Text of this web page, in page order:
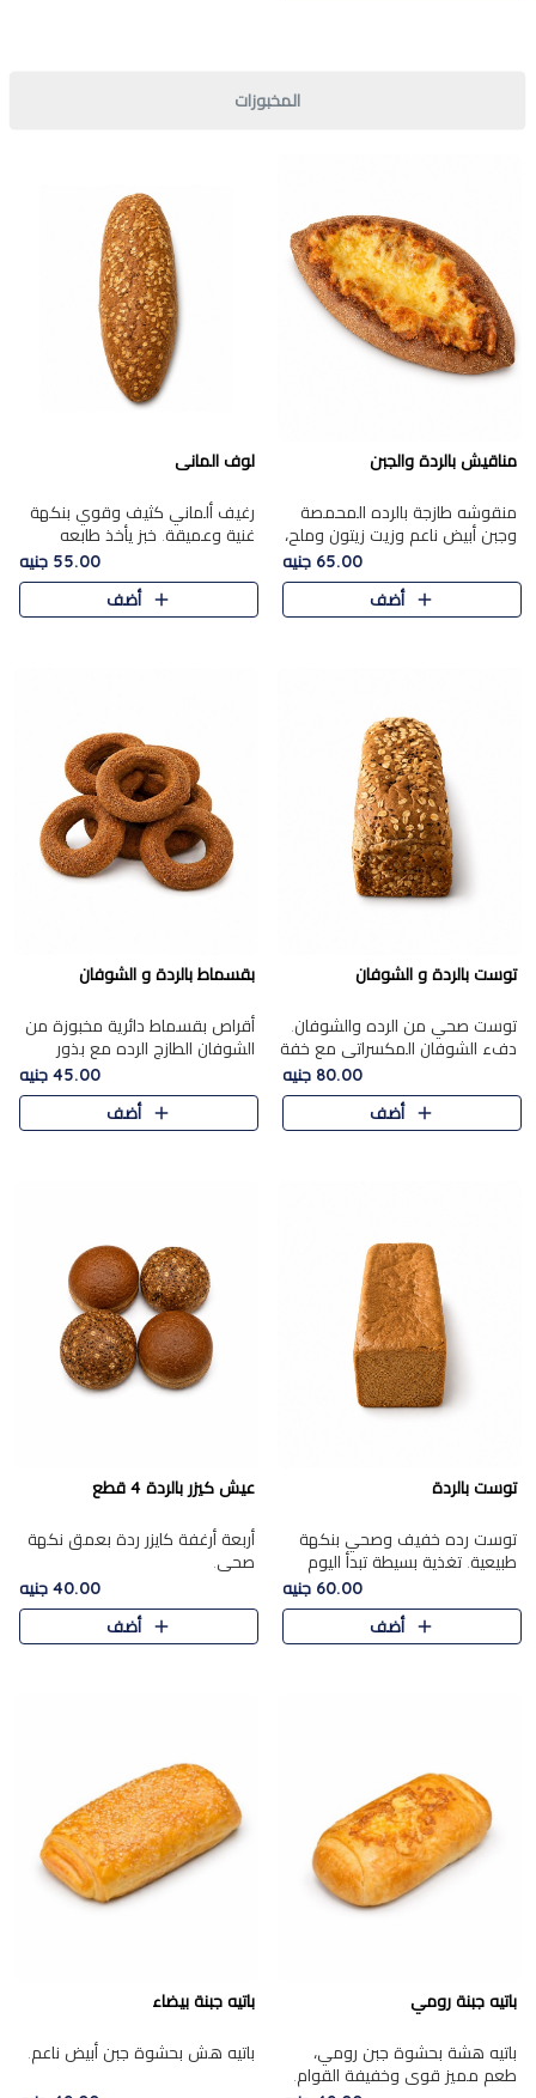
المخبوزات
مناقيش بالردة والجبن
منقوشه طازجة بالرده المحمصة
وجبن أبيض ناعم وزيت زيتون وملح،
مباشرة من الفرن.الرده مع نعومة
الجبن فوق عجينة طازجة.
65.00 جنيه
أضف
لوف المانى
رغيف ألماني كثيف وقوي بنكهة
غنية وعميقة. خبز يأخذ طابعه
55.00 جنيه
أضف
توست بالردة و الشوفان
توست صحي من الرده والشوفان.
دفء الشوفان المكسراتي مع خفة
80.00 جنيه
أضف
بقسماط بالردة و الشوفان
أقراص بقسماط دائرية مخبوزة من
الشوفان الطازج الرده مع بذور
مختارة. قرمشة الحبوب والبذور،
بداية صحية لكل صباح.
45.00 جنيه
أضف
توست بالردة
توست رده خفيف وصحي بنكهة
طبيعية. تغذية بسيطة تبدأ اليوم
60.00 جنيه
أضف
عيش كيزر بالردة 4 قطع
أربعة أرغفة كايزر ردة بعمق نكهة
صحي.
40.00 جنيه
أضف
باتيه جبنة رومي
باتيه هشة بحشوة جبن رومي،
طعم مميز قوي وخفيفة القوام.
باتيه جبنة بيضاء
باتيه هش بحشوة جبن أبيض ناعم.